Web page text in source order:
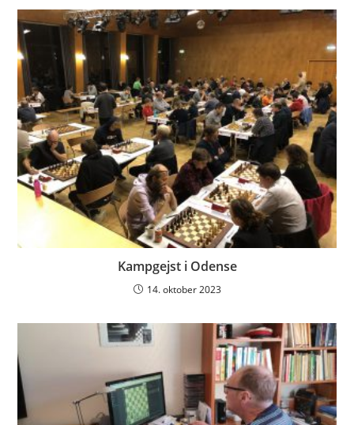
Kampgejst i Odense
14. oktober 2023